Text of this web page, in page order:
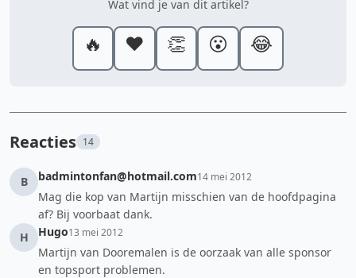
Wat vind je van dit artikel?
🔥 ❤️ 👏 😮 😂
Reacties 14
B badmintonfan@hotmail.com14 mei 2012
Mag die kop van Martijn misschien van de hoofdpagina
af? Bij voorbaat dank.
H
Hugo13 mei 2012
Martijn van Dooremalen is de oorzaak van alle sponsor
en topsport problemen.